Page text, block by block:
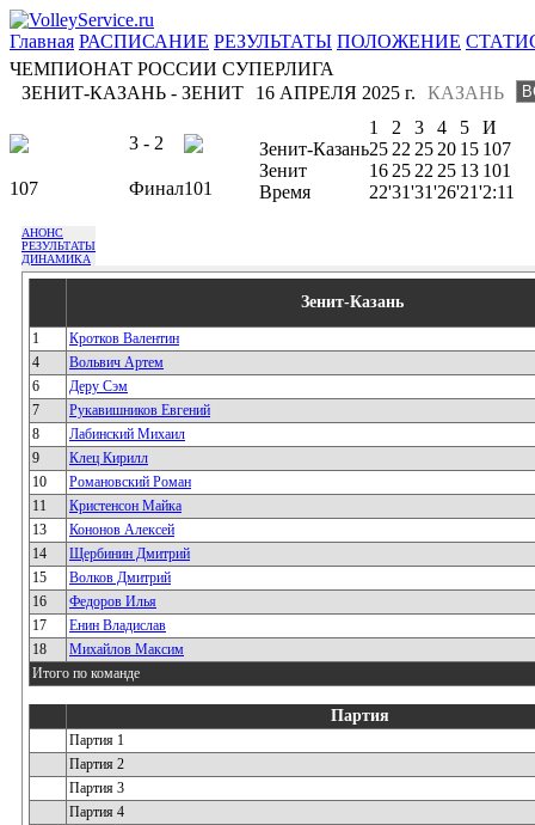
Главная РАСПИСАНИЕ РЕЗУЛЬТАТЫ ПОЛОЖЕНИЕ
ЧЕМПИОНАТ РОССИИ СУПЕРЛИГА
ЗЕНИТ-КАЗАНЬ - ЗЕНИТ
КАЗАНЬ
16 АПРЕЛЯ 2025 г.
3 - 2
107 Финал101
1 2 3 4 5
И
Зенит-Казань25 22 25 20 15 107
Зенит
16 25 22 25 13 101
Время
22'31'31'26'21'2:11
АНОНС
РЕЗУЛЬТАТЫ
ДИНАМИКА
Зенит-Казань
1
Кротков Валентин
4
Вольвич Артем
6
Деру Сэм
7
Рукавишников Евгений
8
Лабинский Михаил
9
Клец Кирилл
10
Романовский Роман
11
Кристенсон Майка
13
Кононов Алексей
14
Щербинин Дмитрий
15
Волков Дмитрий
16
Федоров Илья
17
Енин Владислав
18
Михайлов Максим
Итого по команде
Партия
Партия 1
Партия 2
Партия 3
Партия 4